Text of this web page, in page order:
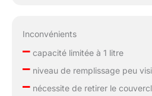
Inconvénients
–capacité limitée à 1 litre
–niveau de remplissage peu
–nécessite de retirer le